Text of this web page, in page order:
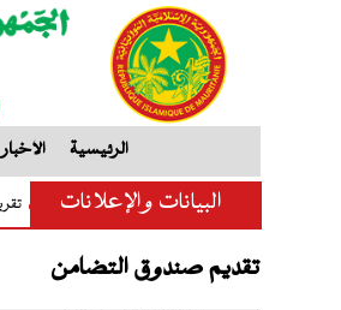
الرئيسية الأخبار
البيانات والإعلانات
تعميم إعداد مشروع قانون المالية لسنة 2027
تقديم صندوق التضامن